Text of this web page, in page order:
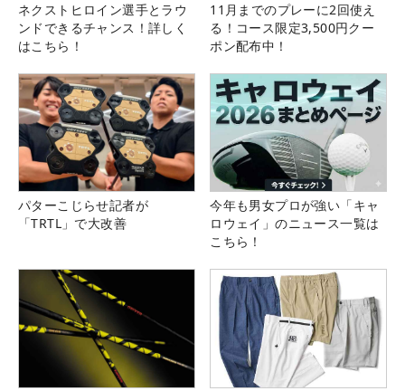
ネクストヒロイン選手とラウ
ンドできるチャンス！詳しく
はこちら！
11月までのプレーに2回使え
る！コース限定3,500円クー
ポン配布中！
パターこじらせ記者が
「TRTL」で大改善
今年も男女プロが強い「キャ
ロウェイ」のニュース一覧は
こちら！